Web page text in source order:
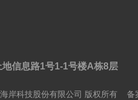
信息路1号1-1号楼A栋8层
岸科技股份有限公司 版权所有 备